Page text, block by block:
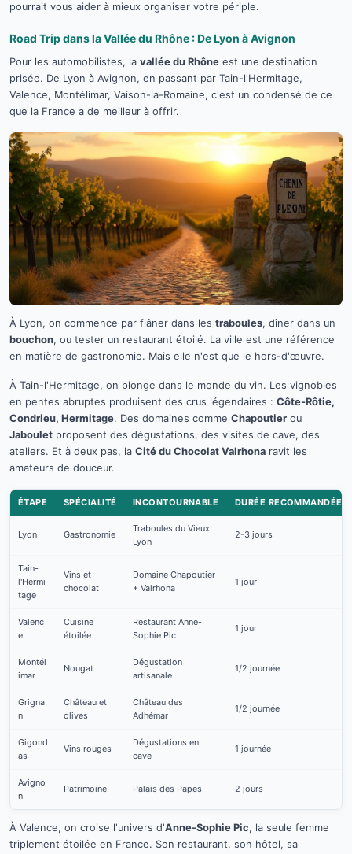
pourrait vous aider à mieux organiser votre périple.
Road Trip dans la Vallée du Rhône : De Lyon à Avignon
Pour les automobilistes, la vallée du Rhône est une destination
prisée. De Lyon à Avignon, en passant par Tain-l'Hermitage,
Valence, Montélimar, Vaison-la-Romaine, c'est un condensé de ce
que la France a de meilleur à offrir.
À Lyon, on commence par flâner dans les traboules, dîner dans un
bouchon, ou tester un restaurant étoilé. La ville est une référence
en matière de gastronomie. Mais elle n'est que le hors-d'œuvre.
À Tain-l'Hermitage, on plonge dans le monde du vin. Les vignobles
en pentes abruptes produisent des crus légendaires : Côte-Rôtie,
Condrieu, Hermitage. Des domaines comme Chapoutier ou
Jaboulet proposent des dégustations, des visites de cave, des
ateliers. Et à deux pas, la Cité du Chocolat Valrhona ravit les
amateurs de douceur.
ÉTAPE SPÉCIALITÉ INCONTOURNABLE DURÉE RECOMMANDÉE
Lyon Gastronomie
Traboules du Vieux
Lyon
2-3 jours
Tain-
l'Hermi
tage
Vins et
chocolat
Domaine Chapoutier
+ Valrhona
1 jour
Valenc
e
Cuisine
étoilée
Restaurant Anne-
Sophie Pic
1 jour
Montél
imar
Nougat
Dégustation
artisanale
1/2 journée
Grigna
n
Château et
olives
Château des
Adhémar
1/2 journée
Gigond
as
Vins rouges
Dégustations en
cave
1 journée
Avigno
n
Patrimoine Palais des Papes 2 jours
À Valence, on croise l'univers d'Anne-Sophie Pic, la seule femme
triplement étoilée en France. Son restaurant, son hôtel, sa